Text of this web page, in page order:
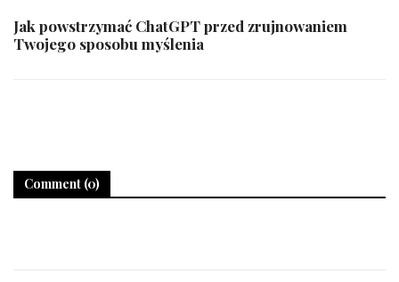
Jak powstrzymać ChatGPT przed zrujnowaniem
Twojego sposobu myślenia
Comment (0)